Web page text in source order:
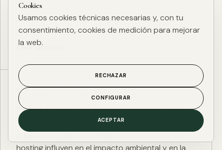
Leer artículo
ESG DIGITAL·27 ENE. 2025·4 MIN
Huella de carbono digital: cómo medir y reducir el impacto
ESG de una web
El peso de página, las imágenes, los scripts y el
hosting influyen en el impacto ambiental y en la
Cookies
Usamos cookies técnicas necesarias y, con tu
consentimiento, cookies de medición para mejorar
la web.
RECHAZAR
CONFIGURAR
ACEPTAR